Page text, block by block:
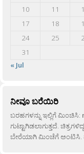
10
11
17
18
24
25
31
« Jul
ನೀವೂ ಬರೆಯಿರಿ
ಬರಹಗಳನ್ನು ಇಲ್ಲಿಗೆ ಮಿಂಚಿಸಿ:
ಗುಟ್ಟಾಗಿಡಲಾಗುತ್ತದೆ.
ಬೇರೆಯಾಗಿ ಮಿಂಚೆಗೆ ಅಂಟಿಸಿ.